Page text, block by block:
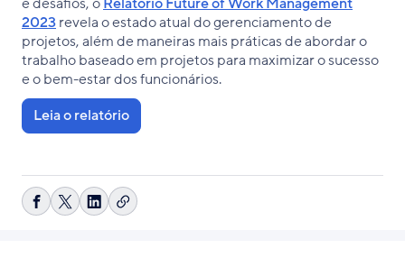
2023revela o estado atual do gerenciamento de
projetos, além de maneiras mais práticas de abordar o
trabalho baseado em projetos para maximizar o sucesso
e o bem-estar dos funcionários.
Leia o relatório
Compartilhar
ShareCompartilhar
Copiar